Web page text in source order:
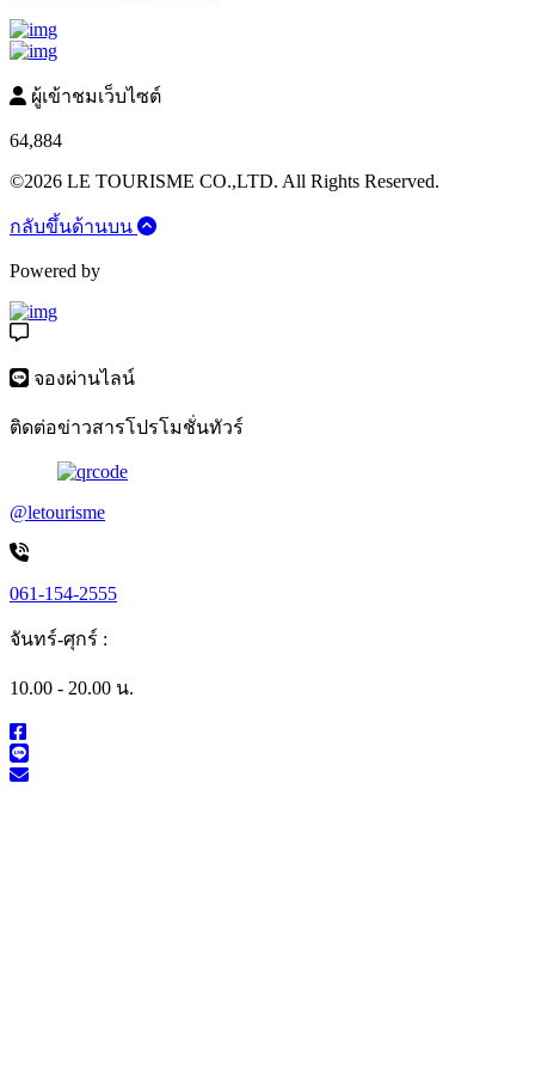
ผู้เข้าชมเว็บไซต์
64,884
©2026 LE TOURISME CO.,LTD. All Rights Reserved.
กลับขึ้นด้านบน
Powered by
จองผ่านไลน์
ติดต่อข่าวสารโปรโมชั่นทัวร์
@letourisme
061-154-2555
จันทร์-ศุกร์ :
10.00 - 20.00 น.